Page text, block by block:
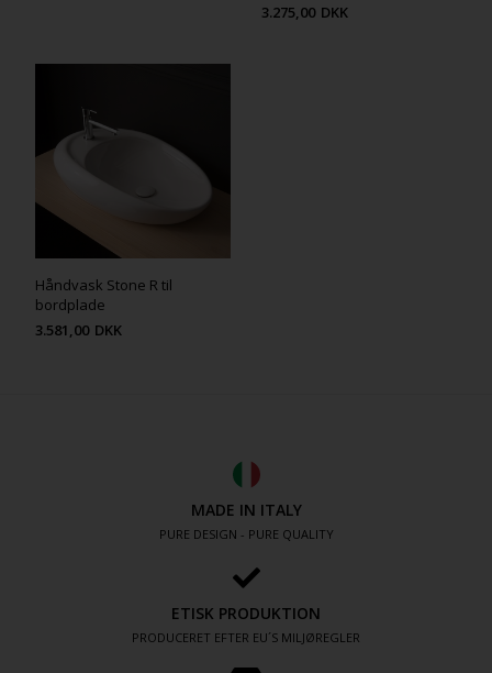
3.275,00 DKK
Håndvask Stone R til
bordplade
3.581,00 DKK
MADE IN ITALY
PURE DESIGN - PURE QUALITY
ETISK PRODUKTION
PRODUCERET EFTER EU´S MILJØREGLER